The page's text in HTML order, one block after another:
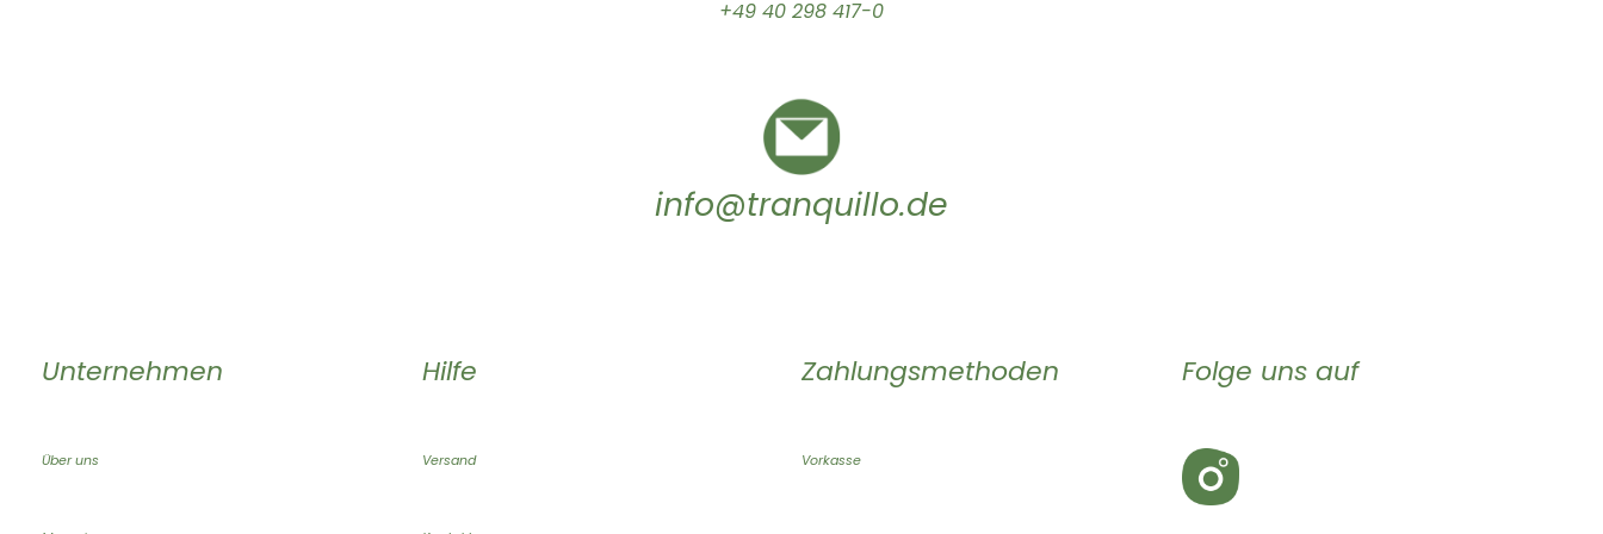
+49 40 298 417-0
info@tranquillo.de
Unternehmen
Über uns
Hilfe
Versand
Zahlungsmethoden
Vorkasse
Folge uns auf